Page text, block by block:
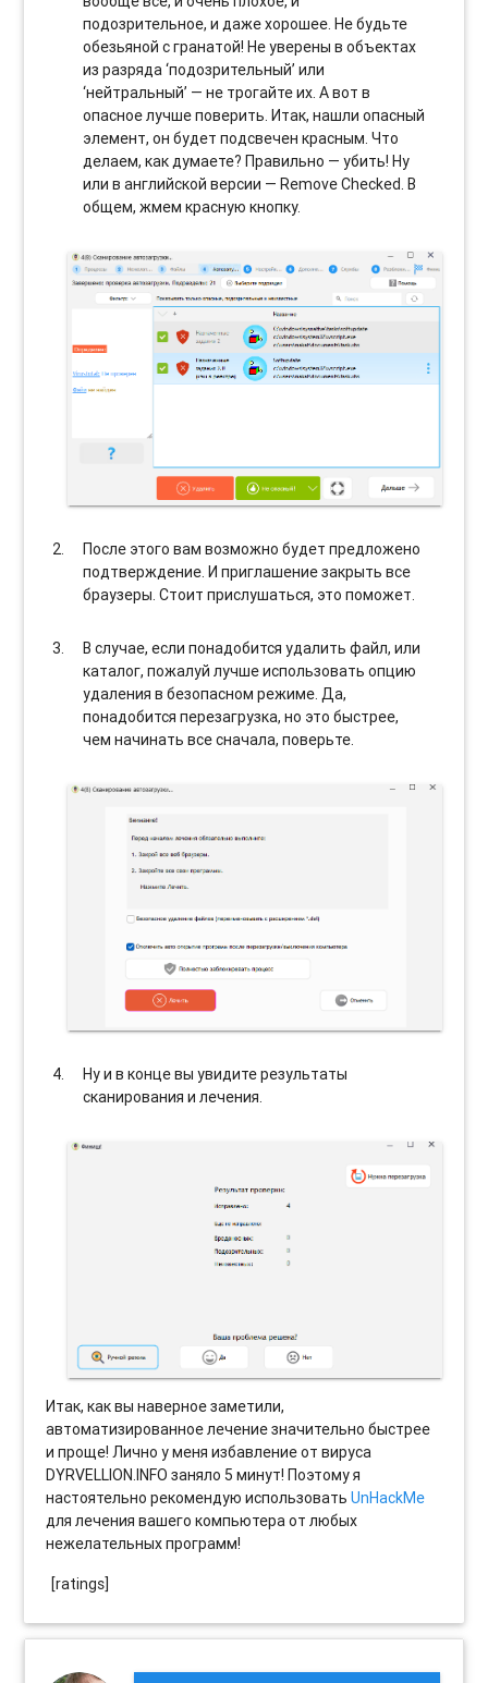
подозрительное, и даже хорошее. Не будьте
обезьяной с гранатой! Не уверены в объектах
из разряда ‘подозрительный’ или
‘нейтральный’ — не трогайте их. А вот в
опасное лучше поверить. Итак, нашли опасный
элемент, он будет подсвечен красным. Что
делаем, как думаете? Правильно — убить! Ну
или в английской версии — Remove Checked. В
общем, жмем красную кнопку.
После этого вам возможно будет предложено
подтверждение. И приглашение закрыть все
браузеры. Стоит прислушаться, это поможет.
В случае, если понадобится удалить файл, или
каталог, пожалуй лучше использовать опцию
удаления в безопасном режиме. Да,
понадобится перезагрузка, но это быстрее,
чем начинать все сначала, поверьте.
Ну и в конце вы увидите результаты
сканирования и лечения.
Итак, как вы наверное заметили,
автоматизированное лечение значительно быстрее
и проще! Лично у меня избавление от вируса
DYRVELLION.INFO заняло 5 минут! Поэтому я
настоятельно рекомендую использоватьUnHackMe
для лечения вашего компьютера от любых
нежелательных программ!
[ratings]